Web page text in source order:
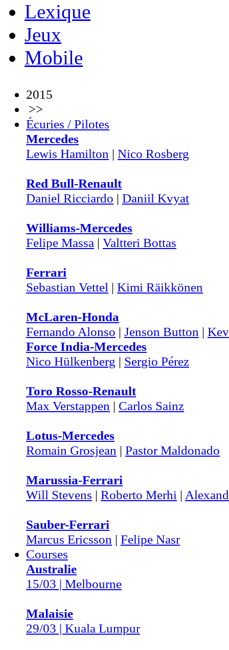
Lexique
Jeux
Mobile
2015
>>
Écuries / Pilotes
Mercedes
Lewis Hamilton | Nico Rosberg
Red Bull-Renault
Daniel Ricciardo | Daniil Kvyat
Williams-Mercedes
Felipe Massa | Valtteri Bottas
Ferrari
Sebastian Vettel | Kimi Räikkönen
McLaren-Honda
Fernando Alonso | Jenson Button |
Force India-Mercedes
Nico Hülkenberg | Sergio Pérez
Toro Rosso-Renault
Max Verstappen | Carlos Sainz
Lotus-Mercedes
Romain Grosjean | Pastor Maldonado
Marussia-Ferrari
Will Stevens | Roberto Merhi |
Sauber-Ferrari
Marcus Ericsson | Felipe Nasr
Courses
Australie
15/03 | Melbourne
Malaisie
29/03 | Kuala Lumpur